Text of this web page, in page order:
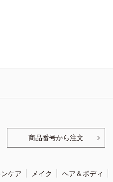
商品番号から注文
ケア メイク ヘア＆ボディ